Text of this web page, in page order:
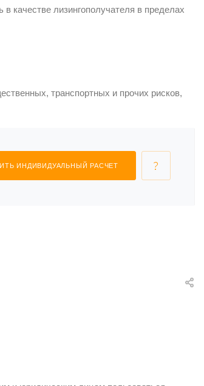
качестве лизингополучателя в пределах
транспортных и прочих рисков,
ИНДИВИДУАЛЬНЫЙ РАСЧЕТ